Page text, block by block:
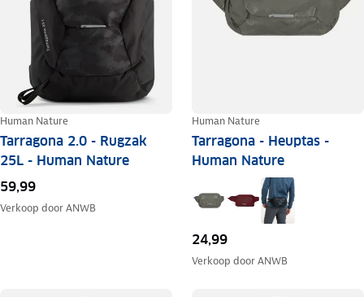
Human Nature
Tarragona 2.0 - Rugzak
25L - Human Nature
59,99
Verkoop doorANWB
Human Nature
Tarragona - Heuptas -
Human Nature
24,99
Verkoop doorANWB